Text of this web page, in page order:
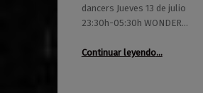
dancers Jueves 13 de julio
23:30h-05:30h WONDER…
Continuar leyendo…